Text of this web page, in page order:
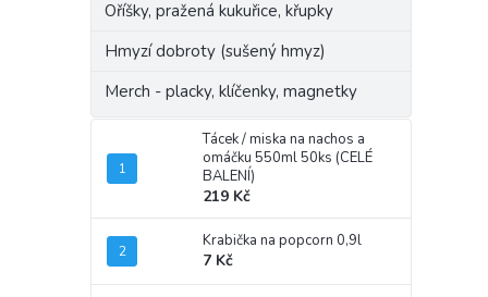
Oříšky, pražená kukuřice, křupky
Hmyzí dobroty (sušený hmyz)
Merch - placky, klíčenky, magnetky
Tácek / miska na nachos a
omáčku 550ml 50ks (CELÉ
BALENÍ)
219 Kč
Krabička na popcorn 0,9l
7 Kč